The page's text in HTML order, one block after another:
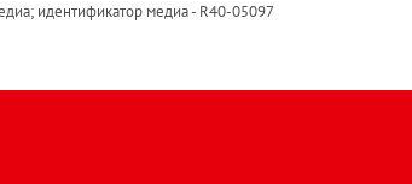
идентификатор медиа - R40-05097